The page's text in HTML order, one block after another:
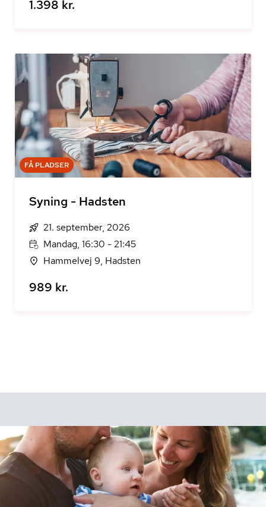
1.398 kr.
FÅ PLADSER
Syning - Hadsten
21. september, 2026
Mandag, 16:30 - 21:45
Hammelvej 9, Hadsten
989 kr.